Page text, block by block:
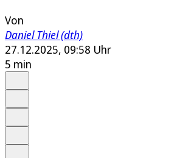
Von
Daniel Thiel (dth)
27.12.2025, 09:58 Uhr
5 min